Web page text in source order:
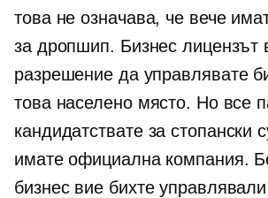
това не означава, че вече
за дропшип. Бизнес лицензът
разрешение да управлявате
това населено място. Но все
кандидатствате за стопански
имате официална компания.
бизнес вие бихте